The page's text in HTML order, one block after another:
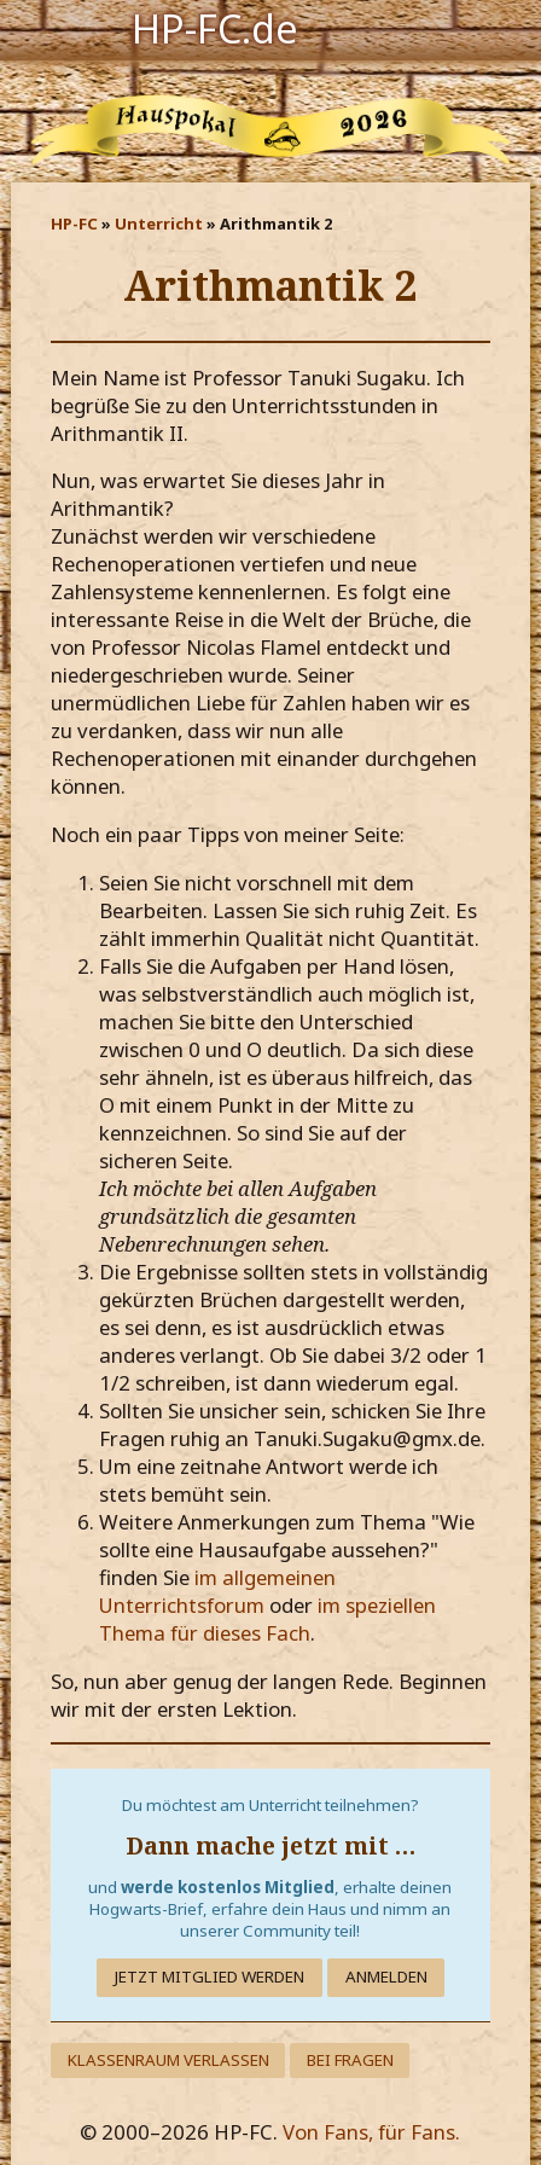
HP-FC.de
Navigation
Harry Potter
Der HP-FC
Hogwarts
Zauberwelt
Willkommen
Jetzt Fanclub-Mitglied werden!
HP-FC Unterricht Arithmantik 2
Arithmantik 2
Mein Name ist Professor Tanuki Sugaku. Ich
begrüße Sie zu den Unterrichtsstunden in
Arithmantik II.
Nun, was erwartet Sie dieses Jahr in
Arithmantik?
Zunächst werden wir verschiedene
Rechenoperationen vertiefen und neue
Zahlensysteme kennenlernen. Es folgt eine
interessante Reise in die Welt der Brüche, die
von Professor Nicolas Flamel entdeckt und
niedergeschrieben wurde. Seiner
unermüdlichen Liebe für Zahlen haben wir es
zu verdanken, dass wir nun alle
Rechenoperationen mit einander durchgehen
können.
Noch ein paar Tipps von meiner Seite:
Seien Sie nicht vorschnell mit dem
Bearbeiten. Lassen Sie sich ruhig Zeit. Es
zählt immerhin Qualität nicht Quantität.
Falls Sie die Aufgaben per Hand lösen,
was selbstverständlich auch möglich ist,
machen Sie bitte den Unterschied
zwischen 0 und O deutlich. Da sich diese
sehr ähneln, ist es überaus hilfreich, das
O mit einem Punkt in der Mitte zu
kennzeichnen. So sind Sie auf der
sicheren Seite.
Ich möchte bei allen Aufgaben
grundsätzlich die gesamten
Nebenrechnungen sehen.
Die Ergebnisse sollten stets in vollständig
gekürzten Brüchen dargestellt werden,
es sei denn, es ist ausdrücklich etwas
anderes verlangt. Ob Sie dabei 3/2 oder 1
1/2 schreiben, ist dann wiederum egal.
Sollten Sie unsicher sein, schicken Sie Ihre
Fragen ruhig an Tanuki.Sugaku@gmx.de.
Um eine zeitnahe Antwort werde ich
stets bemüht sein.
Weitere Anmerkungen zum Thema "Wie
sollte eine Hausaufgabe aussehen?"
finden Sie im allgemeinen
Unterrichtsforum oder im speziellen
Thema für dieses Fach.
So, nun aber genug der langen Rede. Beginnen
wir mit der ersten Lektion.
Du möchtest am Unterricht teilnehmen?
Dann mache jetzt mit …
undwerde kostenlos Mitglied, erhalte deinen
Hogwarts-Brief, erfahre dein Haus und nimm an
unserer Community teil!
JETZT MITGLIED WERDEN ANMELDEN
KLASSENRAUM VERLASSEN BEI FRAGEN
© 2000–2026 HP-FC.Von Fans, für Fans.